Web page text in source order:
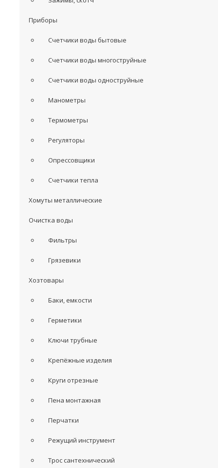
Приборы
Счетчики воды бытовые
Счетчики воды многоструйные
Счетчики воды одноструйные
Манометры
Термометры
Регуляторы
Опрессовщики
Счетчики тепла
Хомуты металлические
Очистка воды
Фильтры
Грязевики
Хозтовары
Баки, емкости
Герметики
Ключи трубные
Крепёжные изделия
Круги отрезные
Пена монтажная
Перчатки
Режущий инструмент
Трос сантехнический